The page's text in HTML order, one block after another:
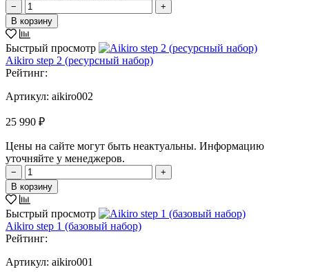
−
+
В корзину
Быстрый просмотр
Aikiro step 2 (ресурсный набор)
Рейтинг:
Артикул: aikiro002
25 990 ₽
Цены на сайте могут быть неактуальны. Информацию
уточняйте у менеджеров.
−
+
В корзину
Быстрый просмотр
Aikiro step 1 (базовый набор)
Рейтинг:
Артикул: aikiro001